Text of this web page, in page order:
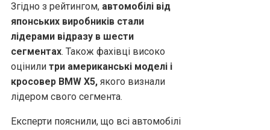
Згідно з рейтингом, автомобілі від
японських виробників стали
лідерами відразу в шести
сегментах. Також фахівці високо
оцінили три американські моделі і
кросовер BMW X5, якого визнали
лідером свого сегмента.
Експерти пояснили, що всі автомобілі